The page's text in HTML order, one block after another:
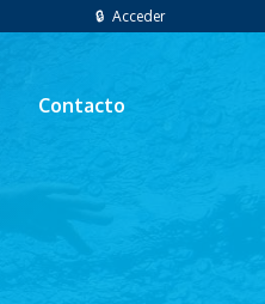
🔒 Acceder
Contacto